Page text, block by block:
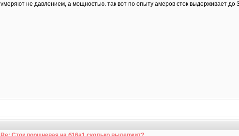
vмеряют не давлением, а мощностью. так вот по опыту амеров сток выдерживает до